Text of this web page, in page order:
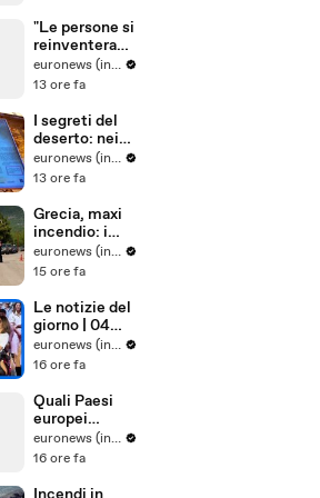
in Europa
"Le persone si
reinventerann
o": il sarto
portoghese
tradizione
degli abiti su
misura
euronews (in Italiano)
13 ore fa
I segreti del
deserto: nei
paesaggi
antichi e nelle
dell'Uzbekista
n
euronews (in Italiano)
13 ore fa
Grecia, maxi
incendio: i
vigili del
fuoco
le fiamme
spinte dal
vento
euronews (in Italiano)
15 ore fa
Le notizie del
giorno | 04
agosto 2026 -
Pomeridiane
euronews (in Italiano)
16 ore fa
Quali Paesi
europei
sostengono
maggiorment
dell'Ucraina
euronews (in Italiano)
16 ore fa